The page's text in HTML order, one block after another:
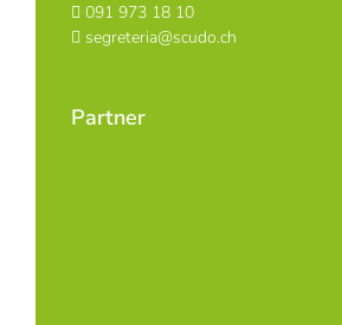
091 973 18 10
segreteria@scudo.ch
Partner